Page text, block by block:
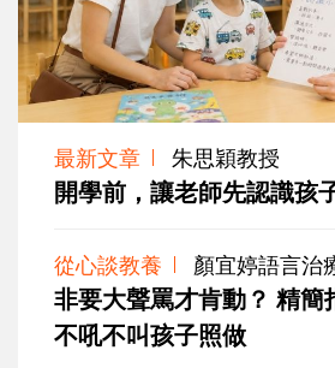
最新文章 朱思穎教授
開學前，讓老師先認識孩
從心談教養 顏宜婷語言治
非要大聲罵才肯動？ 精簡
不吼不叫孩子照做